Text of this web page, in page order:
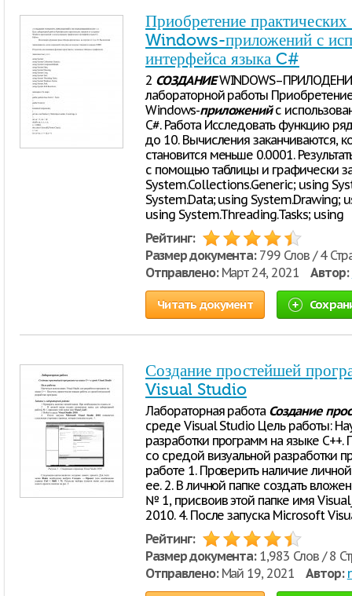
Приобретение
Windows-приложений с
интерфейса языка C#
2 СОЗДАНИЕ
лабораторной работы
Windows-приложенийс
C#. Работа Исследовать функцию
до 10. Вычисления заканчиваются,
становится меньше 0.0001.
с помощью таблицы и графически
System.Collections.Generic; using
System.Data; using System.Drawing;
using System.Threading.Tasks; using
Рейтинг:
Размер документа:799 Слов / 4
Отправлено:Март 24, 2021 Автор:
Читать документ
Создание простейшей
Visual Studio
Лабораторная работа Создание
среде Visual Studio Цель работы:
разработки программ на языке С++.
со средой визуальной разработки
работе 1. Проверить наличие
ее. 2. В личной папке создать
№ 1, присвоив этой папке имя
2010. 4. После запуска Microsoft
Рейтинг:
Размер документа:1,983 Слов / 8
Отправлено:Май 19, 2021 Автор: